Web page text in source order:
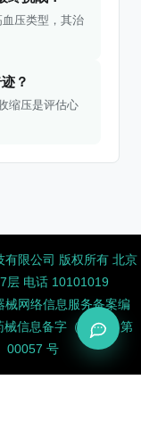
压类型，其治
？
缩压是评估心
限公司 版权所有 北京
层 电话 10101019
械网络信息服务备案编
械信息备字（2026）第
00057 号